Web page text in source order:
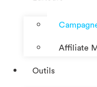
Affiliate
Outils